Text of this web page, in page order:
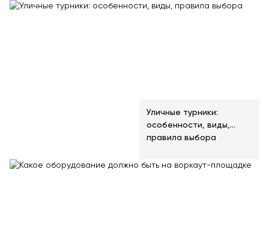
Уличные турники:
особенности, виды,
правила выбора